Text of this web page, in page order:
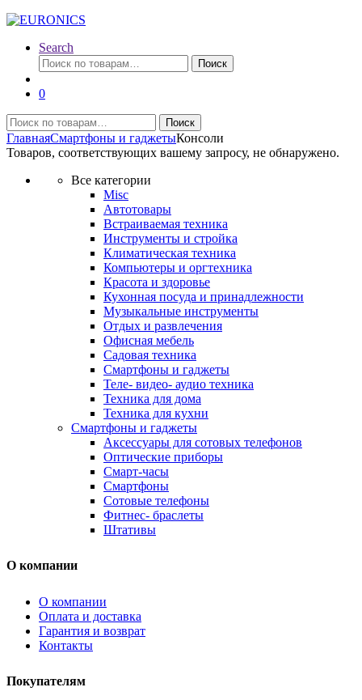
Search
Искать:
Поиск
0
Искать:
Поиск
ГлавнаяСмартфоны и гаджетыКонсоли
Товаров, соответствующих вашему запросу, не обнаружено.
Все категории
Misc
Автотовары
Встраиваемая техника
Инструменты и стройка
Климатическая техника
Компьютеры и оргтехника
Красота и здоровье
Кухонная посуда и принадлежности
Музыкальные инструменты
Отдых и развлечения
Офисная мебель
Садовая техника
Смартфоны и гаджеты
Теле- видео- аудио техника
Техника для дома
Техника для кухни
Смартфоны и гаджеты
Аксессуары для сотовых телефонов
Оптические приборы
Смарт-часы
Смартфоны
Сотовые телефоны
Фитнес- браслеты
Штативы
О компании
О компании
Оплата и доставка
Гарантия и возврат
Контакты
Покупателям